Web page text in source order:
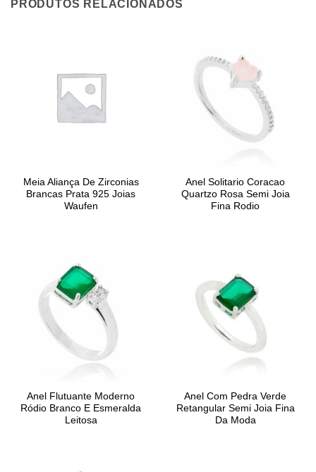
PRODUTOS RELACIONADOS
Meia Aliança De Zirconias
Brancas Prata 925 Joias
Waufen
Anel Solitario Coracao
Quartzo Rosa Semi Joia
Fina Rodio
Anel Flutuante Moderno
Ródio Branco E Esmeralda
Leitosa
Anel Com Pedra Verde
Retangular Semi Joia Fina
Da Moda